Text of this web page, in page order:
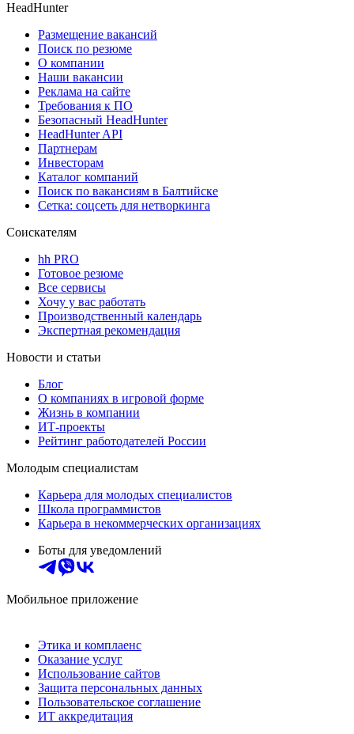
HeadHunter
Размещение вакансий
Поиск по резюме
О компании
Наши вакансии
Реклама на сайте
Требования к ПО
Безопасный HeadHunter
HeadHunter API
Партнерам
Инвесторам
Каталог компаний
Поиск по вакансиям в Балтийске
Сетка: соцсеть для нетворкинга
Соискателям
hh PRO
Готовое резюме
Все сервисы
Хочу у вас работать
Производственный календарь
Экспертная рекомендация
Новости и статьи
Блог
О компаниях в игровой форме
Жизнь в компании
ИТ-проекты
Рейтинг работодателей России
Молодым специалистам
Карьера для молодых специалистов
Школа программистов
Карьера в некоммерческих организациях
Боты для уведомлений
Мобильное приложение
Этика и комплаенс
Оказание услуг
Использование сайтов
Защита персональных данных
Пользовательское соглашение
ИТ аккредитация